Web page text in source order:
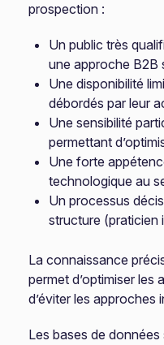
prospection :
Un public très
une approche B2B
Une disponibilité
débordés par leur
Une sensibilité
permettant
Une forte
technologique au
Un processus
structure (praticien
La connaissance
permet d’optimiser
d’éviter les approches
Les bases de